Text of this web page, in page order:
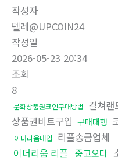
작성자
텔레@UPCOIN24
작성일
2026-05-23 20:34
조회
8
문화상품권코인구매방법 컬쳐랜
상품권비트구입 구매대행
이더리움매입
리플송금업체
이더리움 리플
중고오다